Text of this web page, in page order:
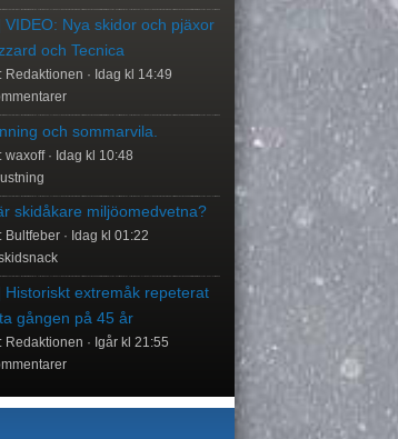
VIDEO: Nya skidor och pjäxor
och Tecnica
Redaktionen
Idag kl 14:49
och sommarvila.
waxoff
Idag kl 10:48
skidåkare miljöomedvetna?
Bultfeber
Idag kl 01:22
Historiskt extremåk repeterat
gången på 45 år
Redaktionen
Igår kl 21:55